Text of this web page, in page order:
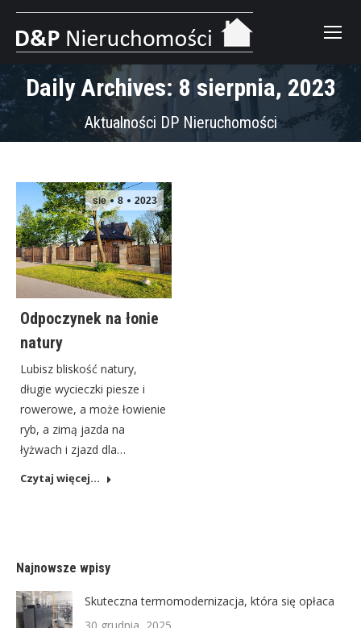
Daily Archives: 8 sierpnia, 2023
Aktualności DP Nieruchomości
sie 8 2023
Odpoczynek na łonie
natury
Lubisz bliskość natury,
długie wycieczki piesze i
rowerowe, a może łowienie
ryb, a zimą jazda na
łyżwach i zjazd dla…
Czytaj więcej...
Najnowsze wpisy
Skuteczna termomodernizacja, która się opłaca